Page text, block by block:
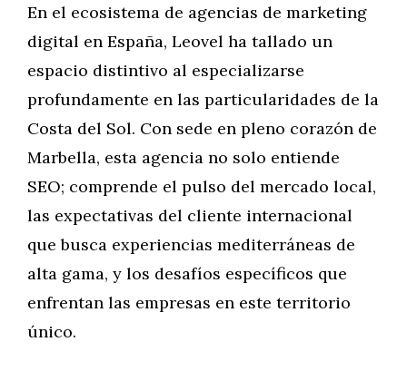
En el ecosistema de agencias de marketing
digital en España, Leovel ha tallado un
espacio distintivo al especializarse
profundamente en las particularidades de la
Costa del Sol. Con sede en pleno corazón de
Marbella, esta agencia no solo entiende
SEO; comprende el pulso del mercado local,
las expectativas del cliente internacional
que busca experiencias mediterráneas de
alta gama, y los desafíos específicos que
enfrentan las empresas en este territorio
único.